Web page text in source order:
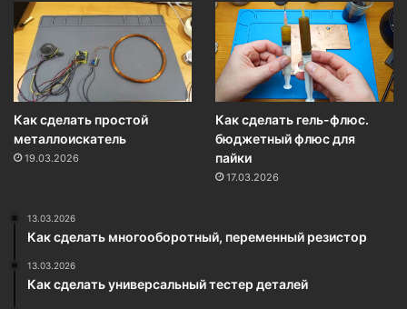
Как сделать простой
металлоискатель
19.03.2026
Как сделать гель-флюс.
бюджетный флюс для
пайки
17.03.2026
13.03.2026
Как сделать многооборотный, переменный резистор
13.03.2026
Как сделать универсальный тестер деталей